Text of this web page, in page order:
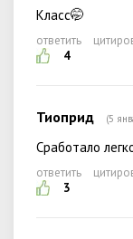
Класс🤭
ответить
4
Тиоприд (5
Сработало
ответить
3